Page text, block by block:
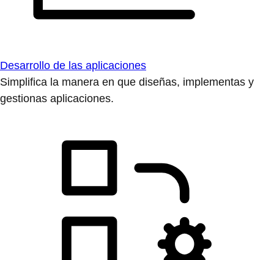
Desarrollo de las aplicaciones
Simplifica la manera en que diseñas, implementas y
gestionas aplicaciones.